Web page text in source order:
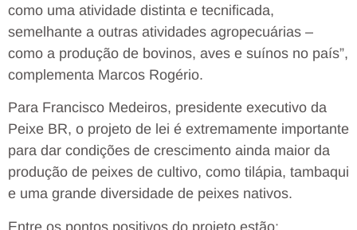
como uma atividade distinta e tecnificada,
semelhante a outras atividades agropecuárias –
como a produção de bovinos, aves e suínos no país”,
complementa Marcos Rogério.
Para Francisco Medeiros, presidente executivo da
Peixe BR, o projeto de lei é extremamente importante
para dar condições de crescimento ainda maior da
produção de peixes de cultivo, como tilápia, tambaqui
e uma grande diversidade de peixes nativos.
Entre os pontos positivos do projeto estão: